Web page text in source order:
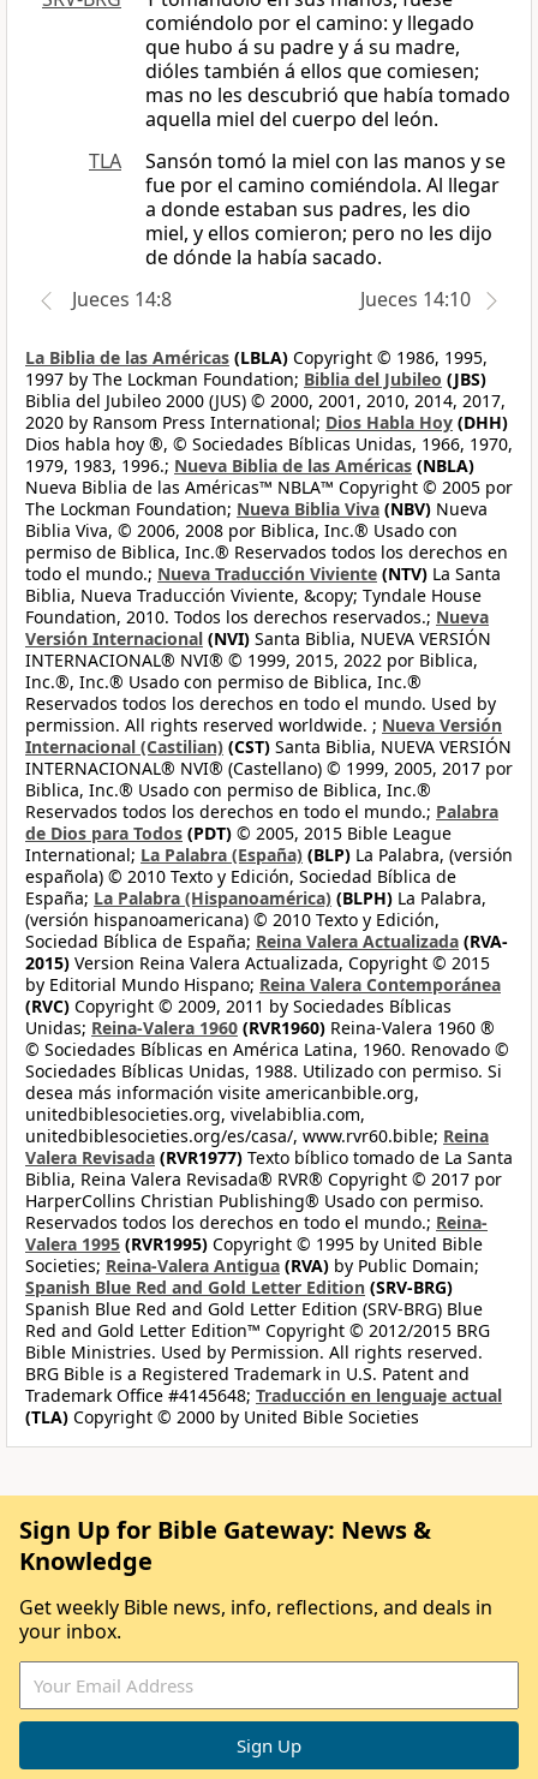
comiéndolo por el camino: y llegado
que hubo á su padre y á su madre,
dióles también á ellos que comiesen;
mas no les descubrió que había tomado
aquella miel del cuerpo del león.
TLA
Sansón tomó la miel con las manos y se
fue por el camino comiéndola. Al llegar
a donde estaban sus padres, les dio
miel, y ellos comieron; pero no les dijo
de dónde la había sacado.
Jueces 14:8
Jueces 14:10
La Biblia de las Américas (LBLA) Copyright © 1986, 1995,
1997 by The Lockman Foundation; Biblia del Jubileo (JBS)
Biblia del Jubileo 2000 (JUS) © 2000, 2001, 2010, 2014, 2017,
2020 by Ransom Press International; Dios Habla Hoy (DHH)
Dios habla hoy ®, © Sociedades Bíblicas Unidas, 1966, 1970,
1979, 1983, 1996.; Nueva Biblia de las Américas (NBLA)
Nueva Biblia de las Américas™ NBLA™ Copyright © 2005 por
The Lockman Foundation; Nueva Biblia Viva (NBV) Nueva
Biblia Viva, © 2006, 2008 por Biblica, Inc.® Usado con
permiso de Biblica, Inc.® Reservados todos los derechos en
todo el mundo.; Nueva Traducción Viviente (NTV) La Santa
Biblia, Nueva Traducción Viviente, &copy; Tyndale House
Foundation, 2010. Todos los derechos reservados.; Nueva
Versión Internacional (NVI) Santa Biblia, NUEVA VERSIÓN
INTERNACIONAL® NVI® © 1999, 2015, 2022 por Biblica,
Inc.®, Inc.® Usado con permiso de Biblica, Inc.®
Reservados todos los derechos en todo el mundo. Used by
permission. All rights reserved worldwide. ; Nueva Versión
Internacional (Castilian) (CST) Santa Biblia, NUEVA VERSIÓN
INTERNACIONAL® NVI® (Castellano) © 1999, 2005, 2017 por
Biblica, Inc.® Usado con permiso de Biblica, Inc.®
Reservados todos los derechos en todo el mundo.; Palabra
de Dios para Todos (PDT) © 2005, 2015 Bible League
International; La Palabra (España) (BLP) La Palabra, (versión
española) © 2010 Texto y Edición, Sociedad Bíblica de
España; La Palabra (Hispanoamérica) (BLPH) La Palabra,
(versión hispanoamericana) © 2010 Texto y Edición,
Sociedad Bíblica de España; Reina Valera Actualizada (RVA-
2015) Version Reina Valera Actualizada, Copyright © 2015
by Editorial Mundo Hispano; Reina Valera Contemporánea
(RVC) Copyright © 2009, 2011 by Sociedades Bíblicas
Unidas; Reina-Valera 1960 (RVR1960) Reina-Valera 1960 ®
© Sociedades Bíblicas en América Latina, 1960. Renovado ©
Sociedades Bíblicas Unidas, 1988. Utilizado con permiso. Si
desea más información visite americanbible.org,
unitedbiblesocieties.org, vivelabiblia.com,
unitedbiblesocieties.org/es/casa/, www.rvr60.bible; Reina
Valera Revisada (RVR1977) Texto bíblico tomado de La Santa
Biblia, Reina Valera Revisada® RVR® Copyright © 2017 por
HarperCollins Christian Publishing® Usado con permiso.
Reservados todos los derechos en todo el mundo.; Reina-
Valera 1995 (RVR1995) Copyright © 1995 by United Bible
Societies; Reina-Valera Antigua (RVA) by Public Domain;
Spanish Blue Red and Gold Letter Edition (SRV-BRG)
Spanish Blue Red and Gold Letter Edition (SRV-BRG) Blue
Red and Gold Letter Edition™ Copyright © 2012/2015 BRG
Bible Ministries. Used by Permission. All rights reserved.
BRG Bible is a Registered Trademark in U.S. Patent and
Trademark Office #4145648; Traducción en lenguaje actual
(TLA) Copyright © 2000 by United Bible Societies
Sign Up for Bible Gateway: News &
Knowledge
Get weekly Bible news, info, reflections, and deals in
your inbox.